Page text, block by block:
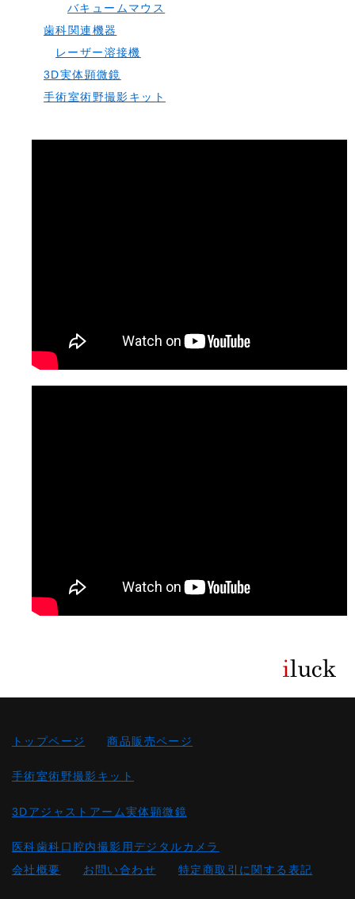
バキュームマウス
歯科関連機器
レーザー溶接機
3D実体顕微鏡
手術室術野撮影キット
トップページ 商品販売ページ
手術室術野撮影キット
3Dアジャストアーム実体顕微鏡
医科歯科口腔内撮影用デジタルカメラ
会社概要
お問い合わせ 特定商取引に関する表記